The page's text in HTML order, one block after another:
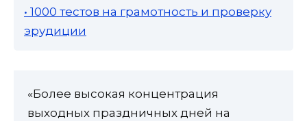
• 1000 тестов на грамотность и проверку
эрудиции
«Более высокая концентрация
выходных праздничных дней на